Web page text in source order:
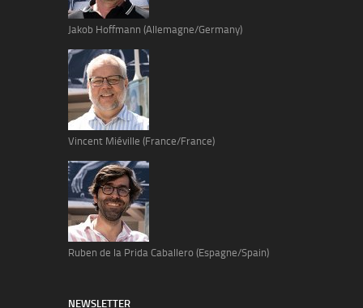
Jakob Hoffmann (Allemagne/Germany)
Vincent Miéville (France/France)
Ruben de la Prida Caballero (Espagne/Spain)
NEWSLETTER